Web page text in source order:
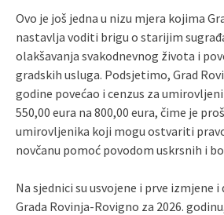
Ovo je još jedna u nizu mjera kojima
nastavlja voditi brigu o starijim
olakšavanja svakodnevnog života i
gradskih usluga. Podsjetimo, Grad
godine povećao i cenzus za
550,00 eura na 800,00 eura, čime je
umirovljenika koji mogu ostvariti
novčanu pomoć povodom uskrsnih i
Na sjednici su usvojene i prve izmjene
Grada Rovinja-Rovigno za 2026.